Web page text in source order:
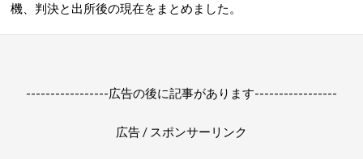
機、判決と出所後の現在をまとめました。
-----------------広告の後に記事があります-----------------
広告 / スポンサーリンク